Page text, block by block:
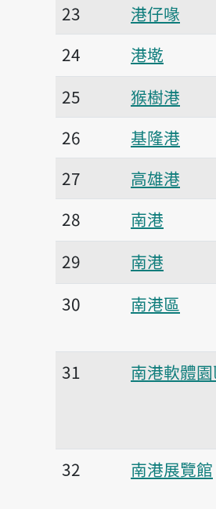
23
港仔喙
24
港墘
25
猴樹港
26
基隆港
27
高雄港
28
南港
29
南港
30
南港區
31
南港軟體
32 南港展覽館